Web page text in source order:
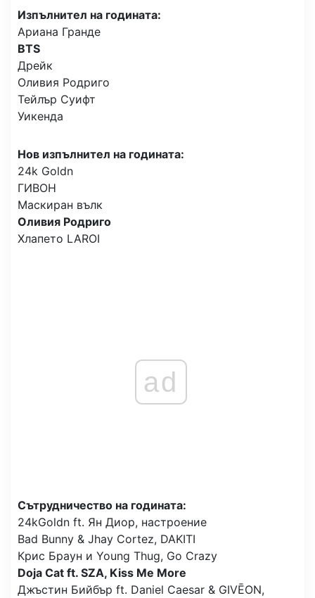
Изпълнител на годината:
Ариана Гранде
BTS
Дрейк
Оливия Родриго
Тейлър Суифт
Уикенда
Нов изпълнител на годината:
24k Goldn
ГИВОН
Маскиран вълк
Оливия Родриго
Хлапето LAROI
ad
Сътрудничество на годината:
24kGoldn ft. Ян Диор, настроение
Bad Bunny & Jhay Cortez, DAKITI
Крис Браун и Young Thug, Go Crazy
Doja Cat ft. SZA, Kiss Me More
Джъстин Бийбър ft. Daniel Caesar & GIVĒON,